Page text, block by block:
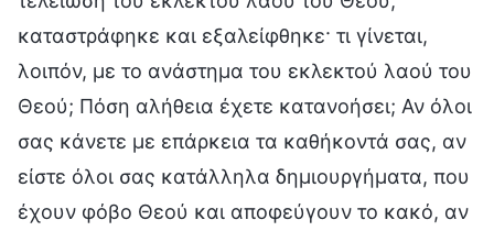
καταστράφηκε και εξαλείφθηκε· τι γίνεται,
λοιπόν, με το ανάστημα του εκλεκτού λαού του
Θεού; Πόση αλήθεια έχετε κατανοήσει; Αν όλοι
σας κάνετε με επάρκεια τα καθήκοντά σας, αν
είστε όλοι σας κατάλληλα δημιουργήματα, που
έχουν φόβο Θεού και αποφεύγουν το κακό, αν